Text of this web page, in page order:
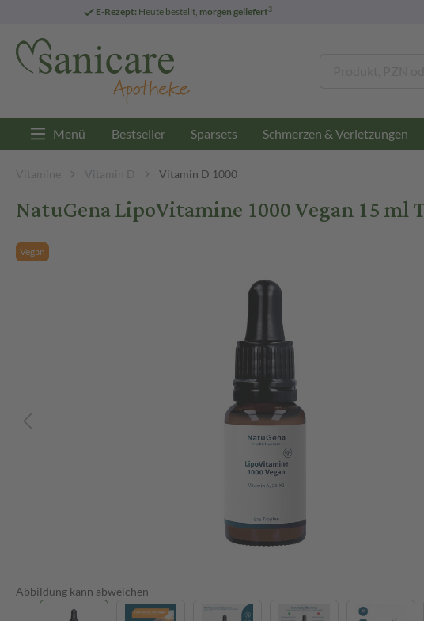
E-Rezept: Heute bestellt, morgen geliefert3
Menü Bestseller Sparsets Schmerzen & Verletzungen
Vitamine Vitamin D Vitamin D 1000
NatuGena LipoVitamine 1000 Vegan 15 ml
Vegan
Abbildung kann abweichen